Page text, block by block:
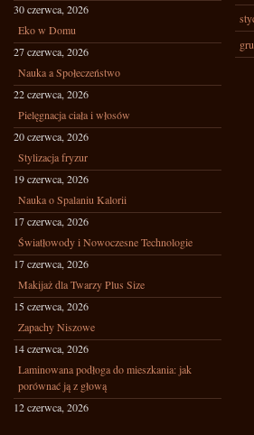
30 czerwca, 2026
Eko w Domu
27 czerwca, 2026
Nauka a Społeczeństwo
22 czerwca, 2026
Pielęgnacja ciała i włosów
20 czerwca, 2026
Stylizacja fryzur
19 czerwca, 2026
Nauka o Spalaniu Kalorii
17 czerwca, 2026
Światłowody i Nowoczesne Technologie
17 czerwca, 2026
Makijaż dla Twarzy Plus Size
15 czerwca, 2026
Zapachy Niszowe
14 czerwca, 2026
Laminowana podłoga do mieszkania: jak
porównać ją z głową
12 czerwca, 2026